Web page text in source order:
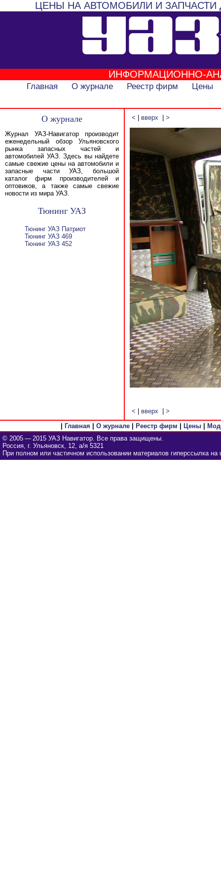
ЦЕНЫ НА АВТОМОБИЛИ И
ИНФОРМАЦИОННО-
Главная О журнале Реестр фирм Цены
О журнале
Журнал УАЗ-Навигатор производит
еженедельный обзор Ульяновского
рынка запасных частей и
автомобилей УАЗ. Здесь вы найдете
самые свежие цены на автомобили и
запасные части УАЗ, большой
каталог фирм производителей и
оптовиков, а также самые свежие
новости из мира УАЗ.
Тюнинг УАЗ
Тюнинг УАЗ Патриот
Тюнинг УАЗ 469
Тюнинг УАЗ 452
< вверх >
< вверх
>
Главная О журнале| Реестр фирм Цены|
© 2005 — 2015 УАЗ Навигатор. Все права защищены.
Россия, г. Ульяновск, 12, а/я 5321
При полном или частичном использовании материалов гиперссылка на